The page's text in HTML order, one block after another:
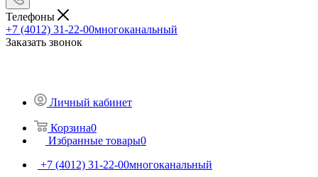
Телефоны
+7 (4012) 31-22-00многоканальный
Заказать звонок
Личный кабинет
Корзина0
Избранные товары0
+7 (4012) 31-22-00многоканальный